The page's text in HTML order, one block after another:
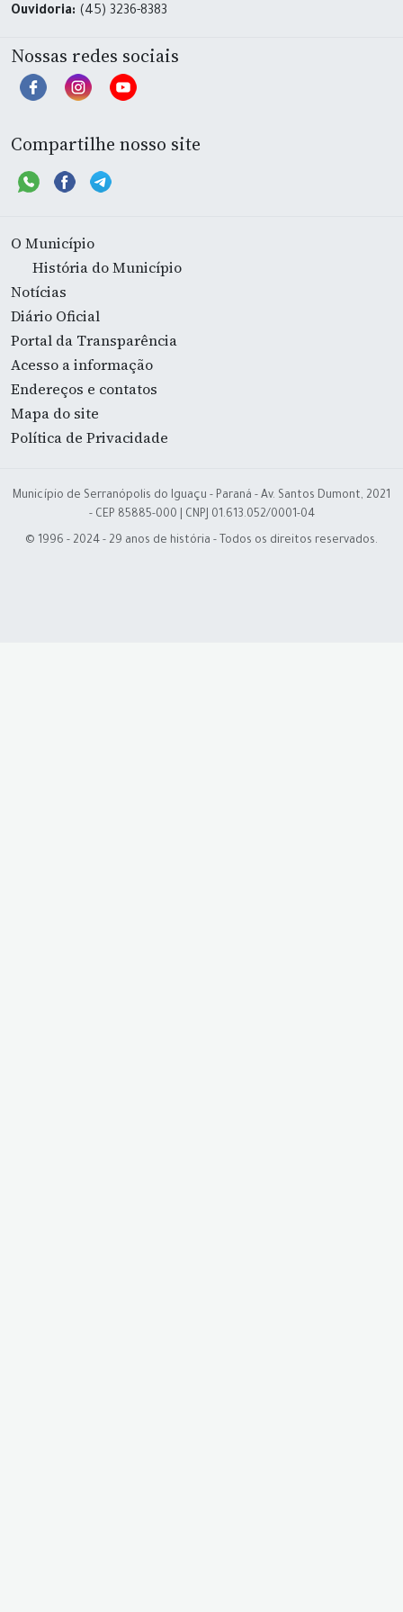
Ouvidoria: (45) 3236-8383
Nossas redes sociais
Compartilhe nosso site
O Município
História do Município
Notícias
Diário Oficial
Portal da Transparência
Acesso a informação
Endereços e contatos
Mapa do site
Política de Privacidade
Município de Serranópolis do Iguaçu - Paraná - Av. Santos Dumont, 2021
- CEP 85885-000 | CNPJ 01.613.052/0001-04
© 1996 - 2024 - 29 anos de história - Todos os direitos reservados.